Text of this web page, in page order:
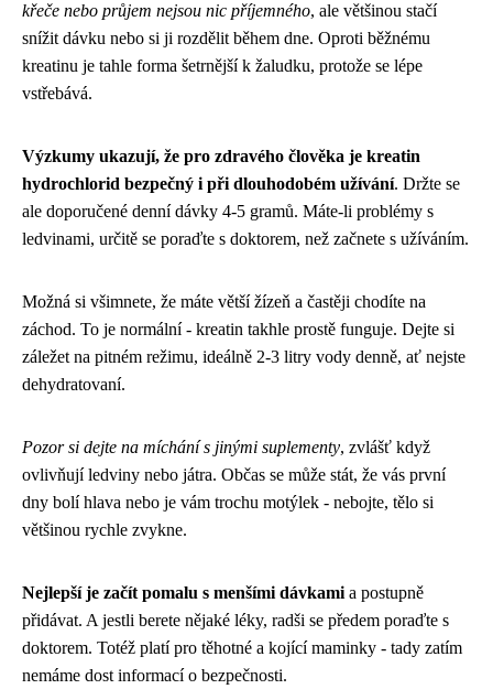
křeče nebo průjem nejsou nic příjemného, ale většinou stačí
snížit dávku nebo si ji rozdělit během dne. Oproti běžnému
kreatinu je tahle forma šetrnější k žaludku, protože se lépe
vstřebává.
Výzkumy ukazují, že pro zdravého člověka je kreatin
hydrochlorid bezpečný i při dlouhodobém užívání. Držte se
ale doporučené denní dávky 4-5 gramů. Máte-li problémy s
ledvinami, určitě se poraďte s doktorem, než začnete s užíváním.
Možná si všimnete, že máte větší žízeň a častěji chodíte na
záchod. To je normální - kreatin takhle prostě funguje. Dejte si
záležet na pitném režimu, ideálně 2-3 litry vody denně, ať nejste
dehydratovaní.
Pozor si dejte na míchání s jinými suplementy, zvlášť když
ovlivňují ledviny nebo játra. Občas se může stát, že vás první
dny bolí hlava nebo je vám trochu motýlek - nebojte, tělo si
většinou rychle zvykne.
Nejlepší je začít pomalu s menšími dávkami a postupně
přidávat. A jestli berete nějaké léky, radši se předem poraďte s
doktorem. Totéž platí pro těhotné a kojící maminky - tady zatím
nemáme dost informací o bezpečnosti.